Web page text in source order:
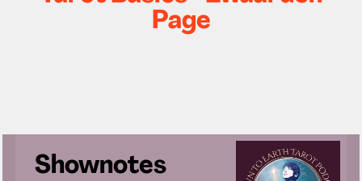
Page
Shownotes